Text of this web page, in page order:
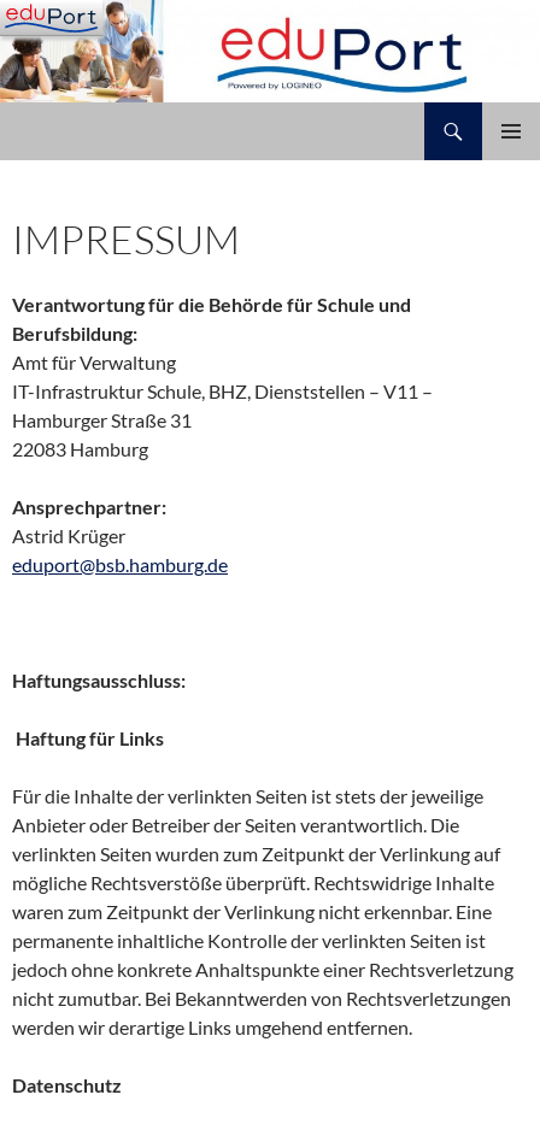
Zum
Inhalt
springen
IMPRESSUM
Verantwortung für die Behörde für Schule und
Berufsbildung:
Amt für Verwaltung
IT-Infrastruktur Schule, BHZ, Dienststellen – V11 –
Hamburger Straße 31
22083 Hamburg
Ansprechpartner:
Astrid Krüger
eduport@bsb.hamburg.de
Haftungsausschluss:
Haftung für Links
Für die Inhalte der verlinkten Seiten ist stets der jeweilige
Anbieter oder Betreiber der Seiten verantwortlich. Die
verlinkten Seiten wurden zum Zeitpunkt der Verlinkung auf
mögliche Rechtsverstöße überprüft. Rechtswidrige Inhalte
waren zum Zeitpunkt der Verlinkung nicht erkennbar. Eine
permanente inhaltliche Kontrolle der verlinkten Seiten ist
jedoch ohne konkrete Anhaltspunkte einer Rechtsverletzung
nicht zumutbar. Bei Bekanntwerden von Rechtsverletzungen
werden wir derartige Links umgehend entfernen.
Datenschutz